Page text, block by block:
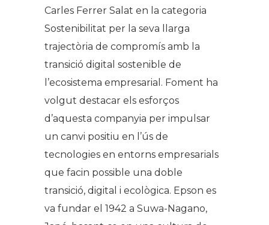
Carles Ferrer Salat en la categoria
Sostenibilitat per la seva llarga
trajectòria de compromís amb la
transició digital sostenible de
l’ecosistema empresarial. Foment ha
volgut destacar els esforços
d’aquesta companyia per impulsar
un canvi positiu en l’ús de
tecnologies en entorns empresarials
que facin possible una doble
transició, digital i ecològica. Epson es
va fundar el 1942 a Suwa-Nagano,